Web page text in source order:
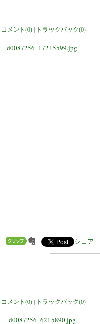
コメント(0)| トラックバック(0)
シェア
コメント(0)| トラックバック(0)